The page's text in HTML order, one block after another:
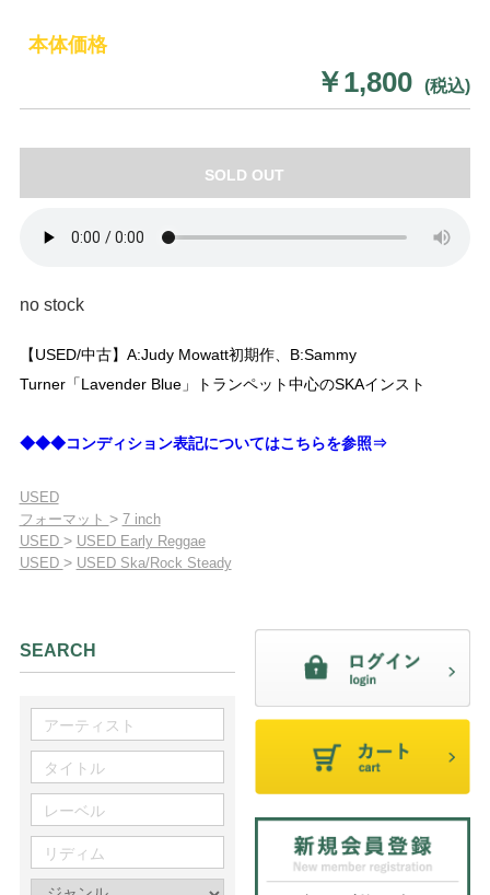
本体価格
￥1,800 (税込)
SOLD OUT
no stock
【USED/中古】A:Judy Mowatt初期作、B:Sammy
Turner「Lavender Blue」トランペット中心のSKAインスト
◆◆◆コンディション表記についてはこちらを参照⇒
USED
フォーマット > 7 inch
USED > USED Early Reggae
USED > USED Ska/Rock Steady
SEARCH